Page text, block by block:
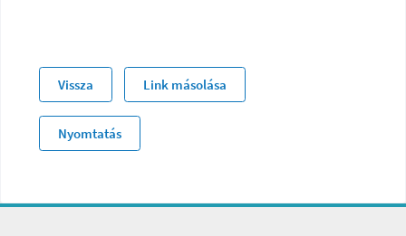
Vissza Link másolása
Nyomtatás